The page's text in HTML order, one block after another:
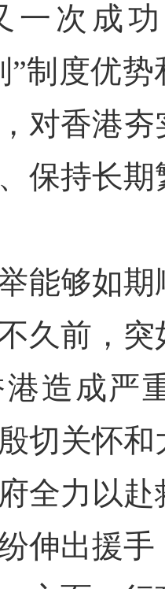
一次成
”制度优
对香港
保持长
能够如
久前，
造成严
切关怀
全力以
伸出援